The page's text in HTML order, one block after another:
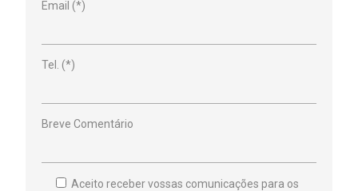
Email (*)
Tel. (*)
Breve Comentário
Aceito receber vossas comunicações para os